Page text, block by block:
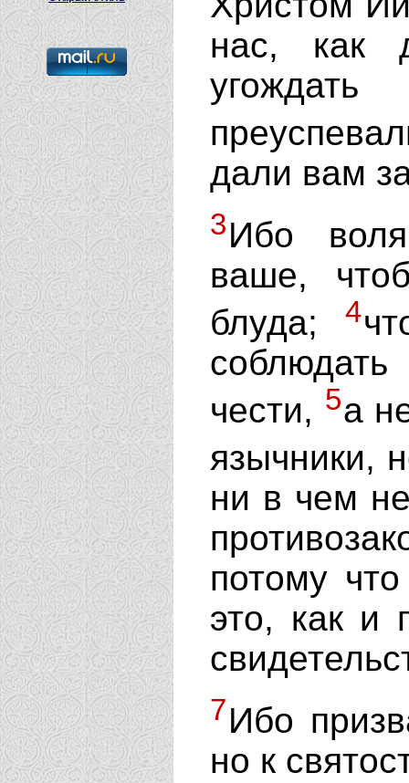
нас, как
дали вам
3Ибо
ваше,
блуда;
4
чести, 5а
язычники,
ни в чем
потому
это, как и
7Ибо
но к